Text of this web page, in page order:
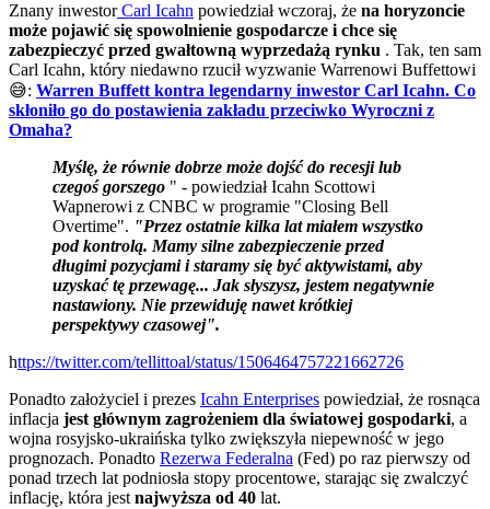
Znany inwestorCarl Icahn powiedział wczoraj, że na horyzoncie
może pojawić się spowolnienie gospodarcze i chce się
zabezpieczyć przed gwałtowną wyprzedażą rynku . Tak, ten sam
Carl Icahn, który niedawno rzucił wyzwanie Warrenowi Buffettowi
😅: Warren Buffett kontra legendarny inwestor Carl Icahn. Co
skłoniło go do postawienia zakładu przeciwko Wyroczni z
Omaha?
Myślę, że równie dobrze może dojść do recesji lub
czegoś gorszego " - powiedział Icahn Scottowi
Wapnerowi z CNBC w programie "Closing Bell
Overtime". "Przez ostatnie kilka lat miałem wszystko
pod kontrolą. Mamy silne zabezpieczenie przed
długimi pozycjami i staramy się być aktywistami, aby
uzyskać tę przewagę... Jak słyszysz, jestem negatywnie
nastawiony. Nie przewiduję nawet krótkiej
perspektywy czasowej".
https://twitter.com/tellittoal/status/1506464757221662726
Ponadto założyciel i prezes Icahn Enterprises powiedział, że rosnąca
inflacja jest głównym zagrożeniem dla światowej gospodarki, a
wojna rosyjsko-ukraińska tylko zwiększyła niepewność w jego
prognozach. Ponadto Rezerwa Federalna (Fed) po raz pierwszy od
ponad trzech lat podniosła stopy procentowe, starając się zwalczyć
inflację, która jest najwyższa od 40 lat.